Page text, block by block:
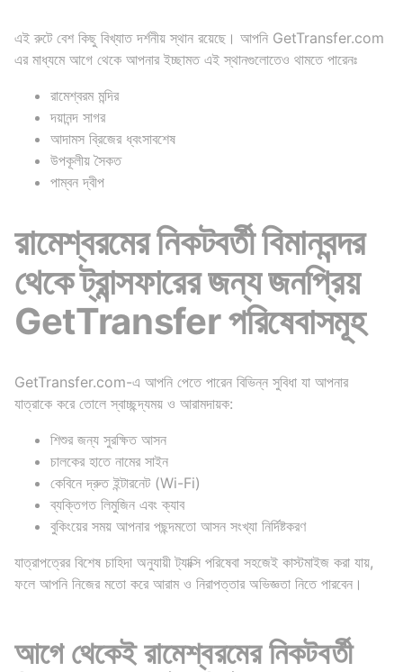
এই রুটে বেশ কিছু বিখ্যাত দর্শনীয় স্থান রয়েছে। আপনি GetTransfer.com
এর মাধ্যমে আগে থেকে আপনার ইচ্ছামত এই স্থানগুলোতেও থামতে পারেনঃ
রামেশ্বরম মন্দির
দয়ানন্দ সাগর
আদামস ব্রিজের ধ্বংসাবশেষ
উপকূলীয় সৈকত
পাম্বন দ্বীপ
রামেশ্বরমের নিকটবর্তী বিমানবন্দর
থেকে ট্রান্সফারের জন্য জনপ্রিয়
GetTransfer পরিষেবাসমূহ
GetTransfer.com-এ আপনি পেতে পারেন বিভিন্ন সুবিধা যা আপনার
যাত্রাকে করে তোলে স্বাচ্ছন্দ্যময় ও আরামদায়ক:
শিশুর জন্য সুরক্ষিত আসন
চালকের হাতে নামের সাইন
কেবিনে দ্রুত ইন্টারনেট (Wi-Fi)
ব্যক্তিগত লিমুজিন এবং ক্যাব
বুকিংয়ের সময় আপনার পছন্দমতো আসন সংখ্যা নির্দিষ্টকরণ
যাত্রাপত্রের বিশেষ চাহিদা অনুযায়ী ট্যাক্সি পরিষেবা সহজেই কাস্টমাইজ করা যায়,
ফলে আপনি নিজের মতো করে আরাম ও নিরাপত্তার অভিজ্ঞতা নিতে পারবেন।
আগে থেকেই রামেশ্বরমের নিকটবর্তী